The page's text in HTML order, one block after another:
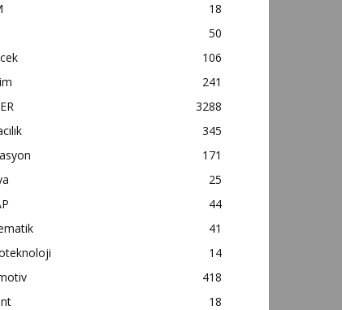
18
50
106
241
3288
345
171
25
44
41
14
418
18